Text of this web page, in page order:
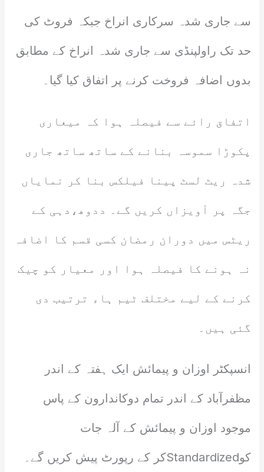
سے جاری شدہ سرکاری انراخ جبکہ فروٹ کی
حد تک راولپنڈی سے جاری شدہ انراخ کے مطابق
بدوں اضافہ فروخت کرنے پر اتفاق کیا گیا۔
اتفاق رائے سے فیصلہ ہوا کہ میعاری
پکوڑا سموسہ بنانے کے ساتھ ساتھ جاری
شدہ ریٹ لسٹ پینا فیلکس بنا کر نمایاں
جگہ پر آویزاں کریں گے۔ ددوھ،دہی کے
ریٹس میں دوران رمضان کسی قسم کا اضافہ
نہ ہونے کا فیصلہ ہوا اور معیار کو چیک
کرنے کے لیے مختلف ٹیم ہاء ترتیب دی
گئی ہیں۔
انسپکٹر اوزان و پیمائش ایک ہفتہ کے اندر
مظفرآباد کے اندر تمام دوکاندارون کے پاس
موجود اوزان و پیمائش کے آلہ جات
کوStandardizedکر کے رپورٹ پیش کریں گے۔